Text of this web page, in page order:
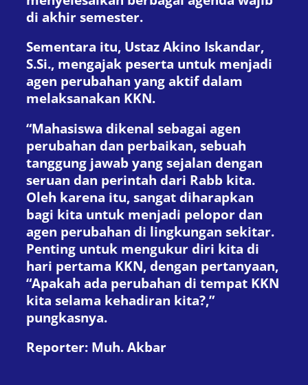
di akhir semester.
Sementara itu, Ustaz Akino Iskandar,
S.Si., mengajak peserta untuk menjadi
agen perubahan yang aktif dalam
melaksanakan KKN.
“Mahasiswa dikenal sebagai agen
perubahan dan perbaikan, sebuah
tanggung jawab yang sejalan dengan
seruan dan perintah dari Rabb kita.
Oleh karena itu, sangat diharapkan
bagi kita untuk menjadi pelopor dan
agen perubahan di lingkungan sekitar.
Penting untuk mengukur diri kita di
hari pertama KKN, dengan pertanyaan,
“Apakah ada perubahan di tempat KKN
kita selama kehadiran kita?,”
pungkasnya.
Reporter: Muh. Akbar